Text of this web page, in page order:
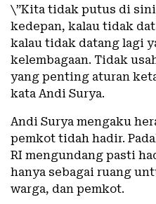
\”Kita tidak putus di
kedepan, kalau tidak
kalau tidak datang lagi
kelembagaan. Tidak
yang penting aturan
kata Andi Surya.
Andi Surya mengaku
pemkot tidah hadir.
RI mengundang pasti
hanya sebagai ruang
warga, dan pemkot.